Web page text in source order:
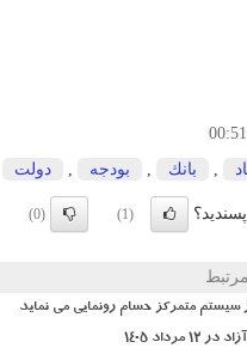
بانك بودجه دولت
(1)
(0)
سیستم متمرکز حسام رونمایی می نماید
۱۴۰۵